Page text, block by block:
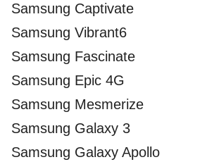
Samsung Captivate
Samsung Vibrant6
Samsung Fascinate
Samsung Epic 4G
Samsung Mesmerize
Samsung Galaxy 3
Samsung Galaxy Apollo